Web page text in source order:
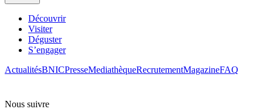
Découvrir
Visiter
Déguster
S’engager
ActualitésBNICPresseMediathèqueRecrutementMagazineFAQ
Nous suivre